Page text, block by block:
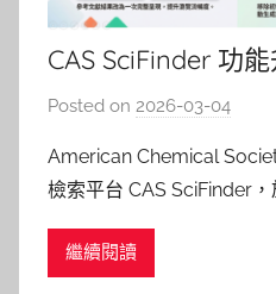
CAS SciFinder 功
月更新重點
Posted on 2026-03-04
p
i
American Chemical
檢索平台 CAS SciFinder
搜尋透明度提升」、「IP
繼續閱讀